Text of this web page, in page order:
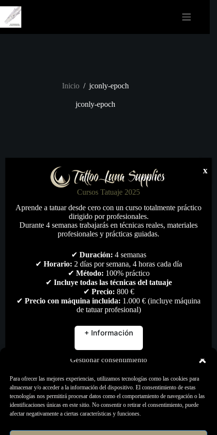
Gestionar consentimiento
Para ofrecer las mejores experiencias, utilizamos tecnologías como las cookies para
almacenar y/o acceder a la información del dispositivo. El consentimiento de estas
tecnologías nos permitirá procesar datos como el comportamiento de navegación o las
identificaciones únicas en este sitio. No consentir o retirar el consentimiento, puede
afectar negativamente a ciertas características y funciones.
contenido
Inicio / jconly-epoch
jconly-epoch
Jconly Epoch Wlreless Pen Máquina 2 Baterías Pack
525,00
€
Maquinas Rotativas,Todo
Cursos Tatuaje 2025
Aprende a tatuar desde cero con un curso totalmente práctico
dirigido por profesionales.
Durante 4 semanas trabajarás en técnicas reales, materiales
profesionales y prácticas guiadas.
✔ Duración: 4 semanas
✔ Horario: 2 días por semana, 4 horas cada día
✔ Método: 100% práctico
✔ Incluye todas las técnicas del tatuaje
✔ Precio: 800 €
✔ Precio con máquina incluida: 1.000 € (incluye máquina
de tatuar profesional)
+ Información
x